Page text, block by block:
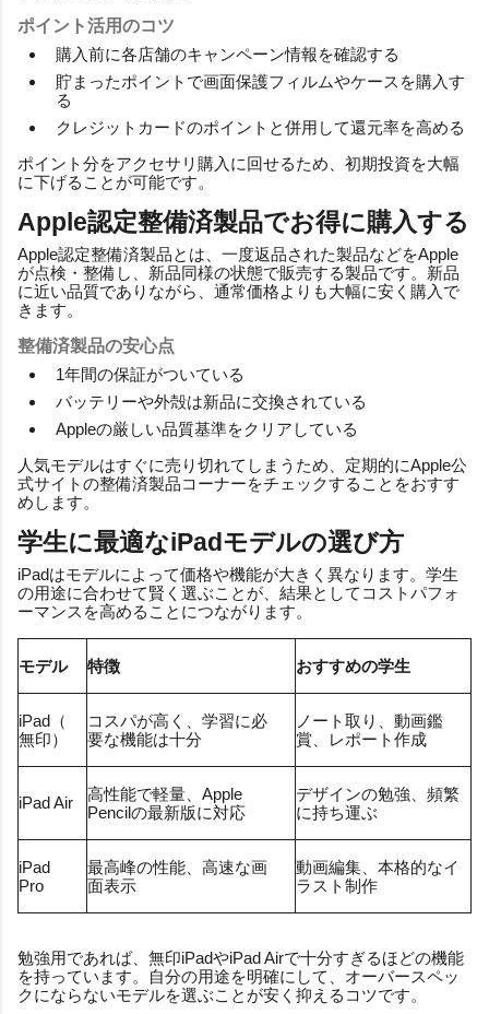
ポイント活用のコツ
購入前に各店舗のキャンペーン情報を確認する
貯まったポイントで画面保護フィルムやケースを購入す
る
クレジットカードのポイントと併用して還元率を高める
ポイント分をアクセサリ購入に回せるため、初期投資を大幅
に下げることが可能です。
Apple認定整備済製品でお得に購入する
Apple認定整備済製品とは、一度返品された製品などをApple
が点検・整備し、新品同様の状態で販売する製品です。新品
に近い品質でありながら、通常価格よりも大幅に安く購入で
きます。
整備済製品の安心点
1年間の保証がついている
バッテリーや外殻は新品に交換されている
Appleの厳しい品質基準をクリアしている
人気モデルはすぐに売り切れてしまうため、定期的にApple公
式サイトの整備済製品コーナーをチェックすることをおすす
めします。
学生に最適なiPadモデルの選び方
iPadはモデルによって価格や機能が大きく異なります。学生
の用途に合わせて賢く選ぶことが、結果としてコストパフォ
ーマンスを高めることにつながります。
モデル 特徴 おすすめの学生
iPad（
無印）
コスパが高く、学習に必
要な機能は十分
ノート取り、動画鑑
賞、レポート作成
iPad Air
高性能で軽量、Apple
Pencilの最新版に対応
デザインの勉強、頻繁
に持ち運ぶ
iPad
Pro
最高峰の性能、高速な画
面表示
動画編集、本格的なイ
ラスト制作
勉強用であれば、無印iPadやiPad Airで十分すぎるほどの機能
を持っています。自分の用途を明確にして、オーバースペッ
クにならないモデルを選ぶことが安く抑えるコツです。